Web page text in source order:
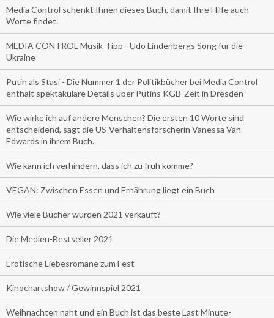
Media Control schenkt Ihnen dieses Buch, damit Ihre Hilfe auch
Worte findet.
MEDIA CONTROL Musik-Tipp - Udo Lindenbergs Song für die
Ukraine
Putin als Stasi - Die Nummer 1 der Politikbücher bei Media Control
enthält spektakuläre Details über Putins KGB-Zeit in Dresden
Wie wirke ich auf andere Menschen? Die ersten 10 Worte sind
entscheidend, sagt die US-Verhaltensforscherin Vanessa Van
Edwards in ihrem Buch.
Wie kann ich verhindern, dass ich zu früh komme?
VEGAN: Zwischen Essen und Ernährung liegt ein Buch
Wie viele Bücher wurden 2021 verkauft?
Die Medien-Bestseller 2021
Erotische Liebesromane zum Fest
Kinochartshow / Gewinnspiel 2021
Weihnachten naht und ein Buch ist das beste Last Minute-